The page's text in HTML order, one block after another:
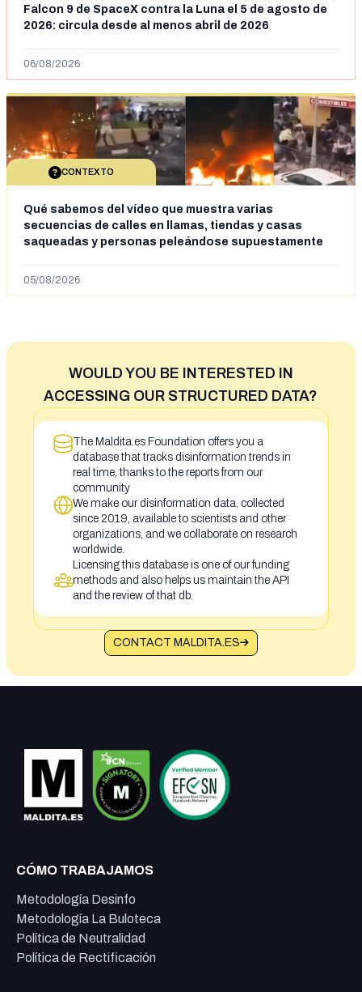
Falcon 9 de SpaceX contra la Luna el 5 de agosto de
2026: circula desde al menos abril de 2026
06/08/2026
CONTEXTO
Qué sabemos del vídeo que muestra varias
secuencias de calles en llamas, tiendas y casas
saqueadas y personas peleándose supuestamente
situación irregular a Ceuta
05/08/2026
WOULD YOU BE INTERESTED IN
ACCESSING OUR STRUCTURED DATA?
The Maldita.es Foundation offers you a
database that tracks disinformation trends in
real time, thanks to the reports from our
community
We make our disinformation data, collected
since 2019, available to scientists and other
organizations, and we collaborate on research
worldwide.
Licensing this database is one of our funding
methods and also helps us maintain the API
and the review of that db.
CONTACT MALDITA.ES
CÓMO TRABAJAMOS
Metodología Desinfo
Metodología La Buloteca
Política de Neutralidad
Política de Rectificación